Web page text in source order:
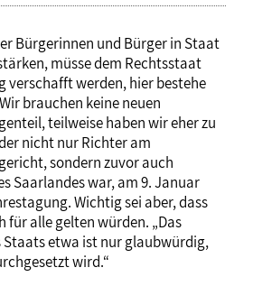
Bürgerinnen und Bürger in Staat
müsse dem Rechtsstaat
verschafft werden, hier bestehe
brauchen keine neuen
teilweise haben wir eher zu
nicht nur Richter am
sondern zuvor auch
Saarlandes war, am 9. Januar
Wichtig sei aber, dass
für alle gelten würden. „Das
Staats etwa ist nur glaubwürdig,
wird.“